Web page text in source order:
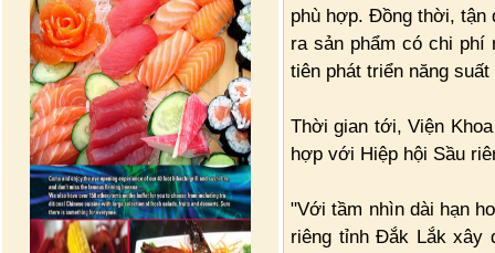
phù hợp. Đồng thời, tận
ra sản phẩm có chi phí
tiên phát triển năng
Thời gian tới, Viện
hợp với Hiệp hội Sầu
"Với tầm nhìn dài hạn
riêng tỉnh Đắk Lắk xây